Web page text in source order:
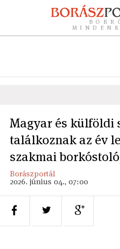
Magyar és külföldi
találkoznak az év
szakmai
Borászportál
2026. június 04., 07:00